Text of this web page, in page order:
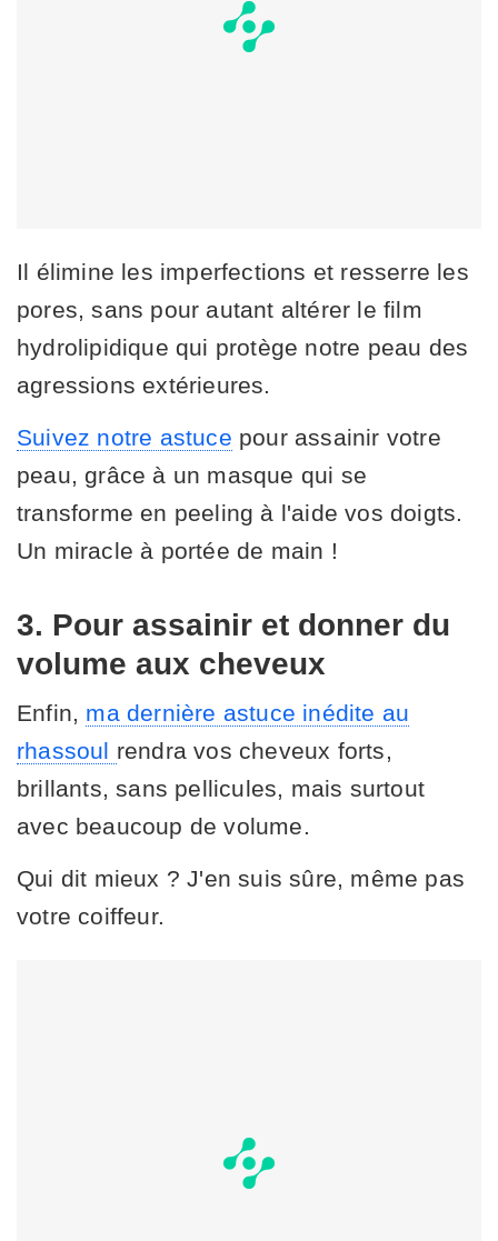
Il élimine les imperfections et resserre les
pores, sans pour autant altérer le film
hydrolipidique qui protège notre peau des
agressions extérieures.
Suivez notre astuce pour assainir votre
peau, grâce à un masque qui se
transforme en peeling à l'aide vos doigts.
Un miracle à portée de main !
3. Pour assainir et donner du
volume aux cheveux
Enfin, ma dernière astuce inédite au
rhassoul rendra vos cheveux forts,
brillants, sans pellicules, mais surtout
avec beaucoup de volume.
Qui dit mieux ? J'en suis sûre, même pas
votre coiffeur.